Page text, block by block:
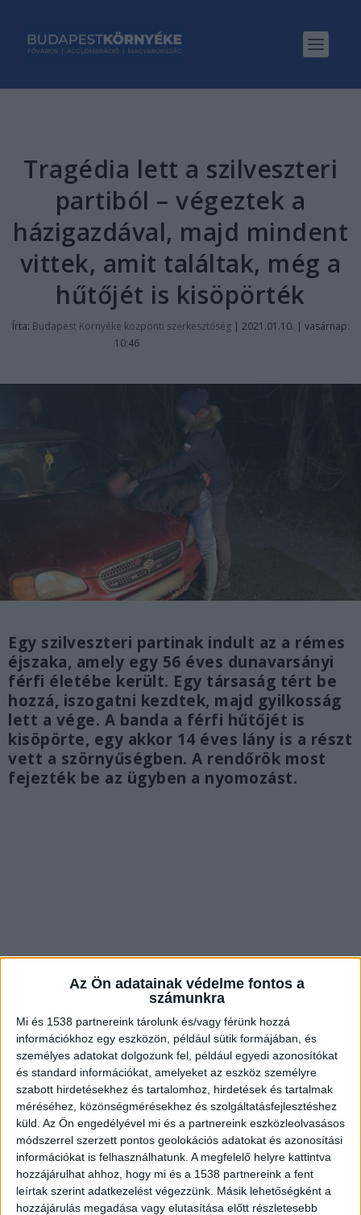
Az Ön adatainak védelme fontos a
számunkra
Mi és 1538 partnereink tárolunk és/vagy férünk hozzá
információkhoz egy eszközön, például sütik formájában, és
személyes adatokat dolgozunk fel, például egyedi azonosítókat
és standard információkat, amelyeket az eszköz személyre
szabott hirdetésekhez és tartalomhoz, hirdetések és tartalmak
méréséhez, közönségmérésekhez és szolgáltatásfejlesztéshez
küld. Az Ön engedélyével mi és a partnereink eszközleolvasásos
módszerrel szerzett pontos geolokációs adatokat és azonosítási
információkat is felhasználhatunk. A megfelelő helyre kattintva
hozzájárulhat ahhoz, hogy mi és a 1538 partnereink a fent
leírtak szerint adatkezelést végezzünk. Másik lehetőségként a
hozzájárulás megadása vagy elutasítása előtt részletesebb
Tragédia lett a szilveszteri
partiból – végeztek a
házigazdával, majd mindent
vittek, amit találtak, még a
hűtőjét is kisöpörték
Írta: Budapest Környéke központi szerkesztőség| 2021.01.10. | vasárnap:
10:46
Egy szilveszteri partinak indult az a rémes
éjszaka, amely egy 56 éves dunavarsányi
férfi életébe került. Egy társaság tért be
hozzá, iszogatni kezdtek, majd gyilkosság
lett a vége. A banda a férfi hűtőjét is
kisöpörte, egy akkor 14 éves lány is a részt
vett a szörnyűségben. A rendőrök most
fejezték be az ügyben a nyomozást.
Egy éve történt a gyilkosság
2020. január 4-én családtagjai holtan találtak
nappalijában egy 56 éves dunavarsányi férfit. A
helyszínen nem merült fel bűncselekmény
gyanúja, ezért közigazgatási hatósági eljárás
indult az elsődleges orvosi vélemény szerint a
2019. év utolsó napján bekövetkezhetett halál